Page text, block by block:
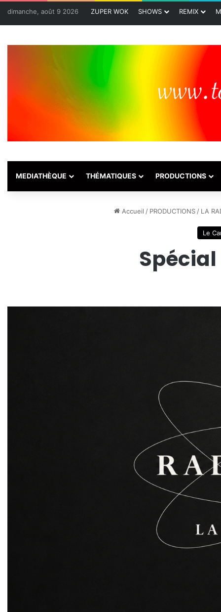
dimanche, août 9 2026 ZUPER WOK SHOWS REMIX
MEDIATHÈQUE THÉMATIQUES PRODUCTIONS
Accueil / PRODUCTIONS / LA
Le